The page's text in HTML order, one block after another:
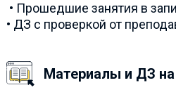
• Прошедшие занятия в
• ДЗ с проверкой от
Материалы и ДЗ